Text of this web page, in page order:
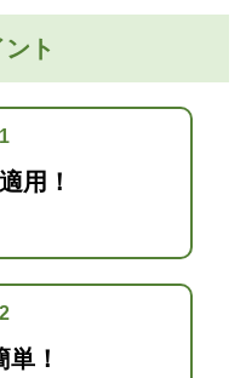
ト
用！
！